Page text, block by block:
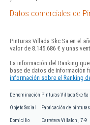
Datos comerciales de
Pinturas Villada Skc Sa en el
valor de 8.145.686 € y unas
La información del Ranking
base de datos de información
información sobre el Ranking
Denominación Pinturas Villada Skc Sa
Objeto Social Fabricación de
Domicilio
Carretera Villalon , 7 -9